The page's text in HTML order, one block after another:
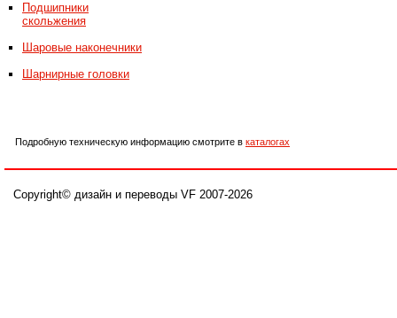
Подшипники
скольжения
Шаровые наконечники
Шарнирные головки
Подробную техническую информацию смотрите в каталогах
Copyright© дизайн и переводы VF 2007-2026